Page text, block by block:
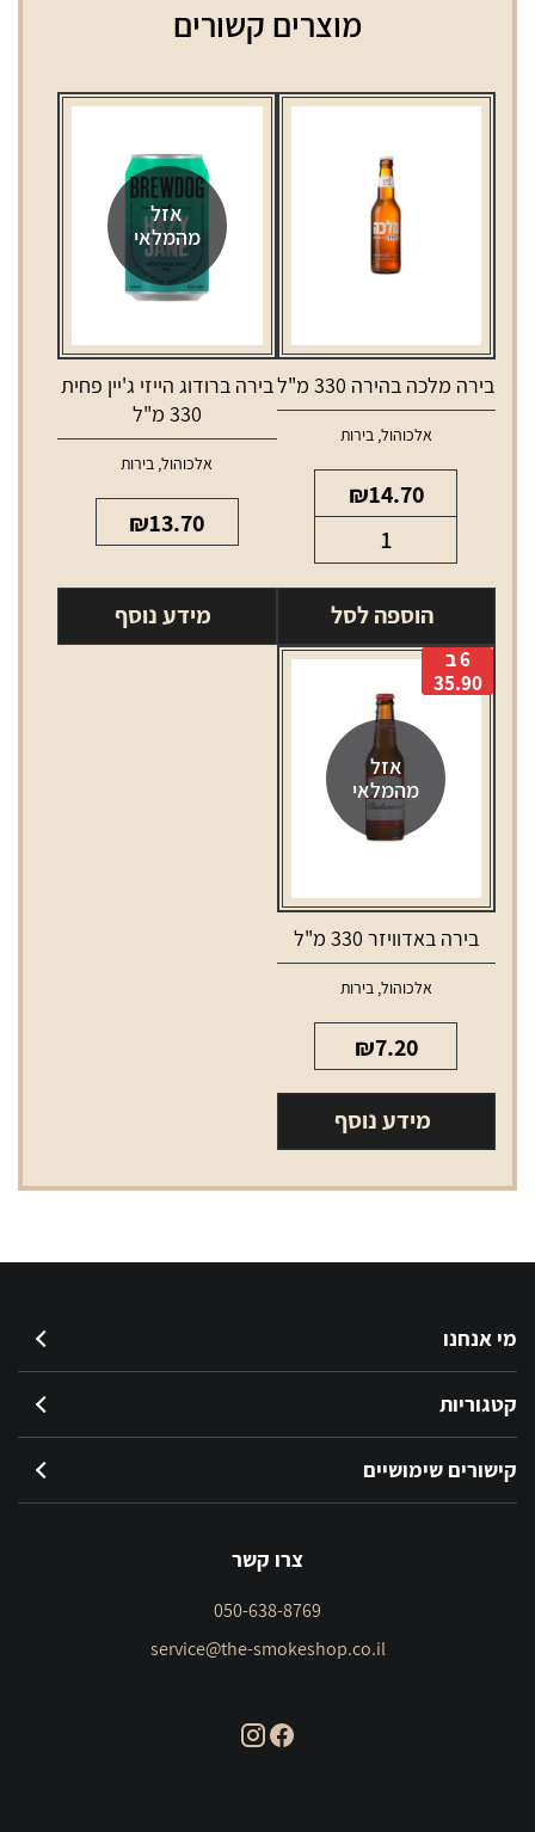
מוצרים קשורים
בירה מלכה בהירה 330 מ"ל
אלכוהול,בירות
₪14.70
של
בירה
מלכה
בהירה
330
מ"ל
הוספה לסל
אזל
מהמלאי
בירה ברודוג הייזי ג'יין פחית
330 מ"ל
אלכוהול, בירות
₪13.70
מידע נוסף
אזל
מהמלאי
6 ב
35.90
בירה באדוויזר 330 מ"ל
אלכוהול,בירות
₪7.20
מידע נוסף
מי אנחנו
קטגוריות
קישורים שימושיים
צרו קשר
050-638-8769
service@the-smokeshop.co.il